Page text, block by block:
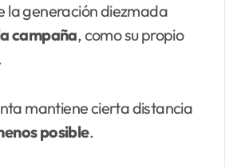
la generación diezmada
campaña, como su propio
mantiene cierta distancia
posible.